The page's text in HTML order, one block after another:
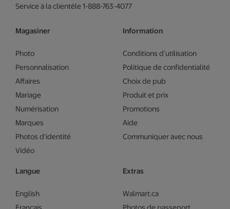
Service à la clientèle 1-888-763-4077
Magasiner
Photo
Personnalisation
Affaires
Mariage
Numérisation
Marques
Photos d'identité
Vidéo
Langue
English
Information
Conditions d’utilisation
Politique de confidentialité
Choix de pub
Produit et prix
Promotions
Aide
Communiquer avec nous
Extras
Walmart.ca